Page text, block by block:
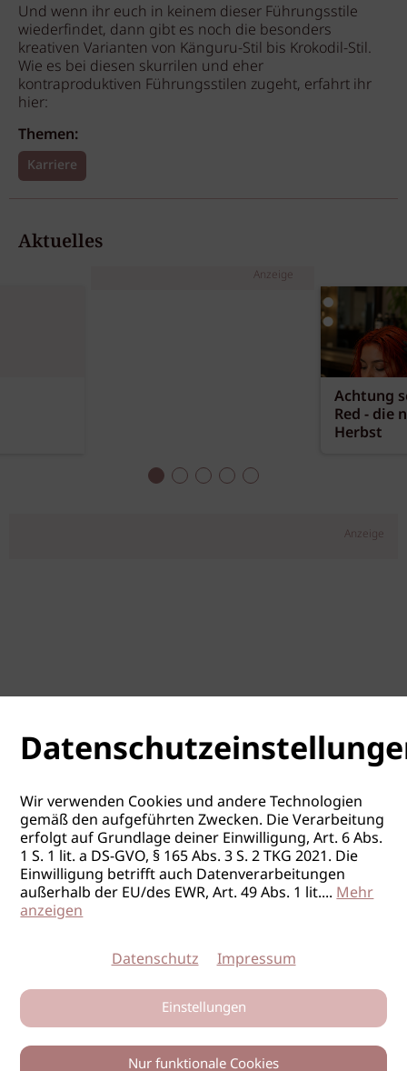
Und wenn ihr euch in keinem dieser Führungsstile
wiederfindet, dann gibt es noch die besonders
kreativen Varianten von Känguru-Stil bis Krokodil-Stil.
Wie es bei diesen skurrilen und eher
kontraproduktiven Führungsstilen zugeht, erfahrt ihr
hier:
Themen:
Karriere
Aktuelles
Anzeige
Achtung
Red - die
Herbst
Anzeige
Wir verwenden Cookies und andere Technologien
gemäß den aufgeführten Zwecken. Die Verarbeitung
erfolgt auf Grundlage deiner Einwilligung, Art. 6 Abs.
1 S. 1 lit. a DS-GVO, § 165 Abs. 3 S. 2 TKG 2021. Die
Einwilligung betrifft auch Datenverarbeitungen
außerhalb der EU/des EWR, Art. 49 Abs. 1 lit....Mehr
anzeigen
Datenschutz Impressum
Einstellungen
Nur funktionale Cookies